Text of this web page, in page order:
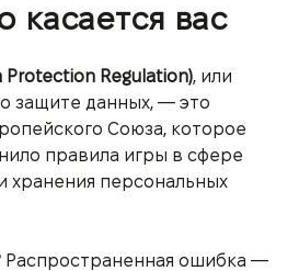
касается вас
Protection Regulation), или
защите данных, — это
Союза, которое
правила игры в сфере
хранения персональных
Распространенная ошибка —